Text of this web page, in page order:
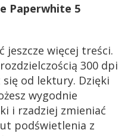
Paperwhite 5
jeszcze więcej treści.
300 dpi
od lektury. Dzięki
wygodnie
i rzadziej zmieniać
podświetlenia z